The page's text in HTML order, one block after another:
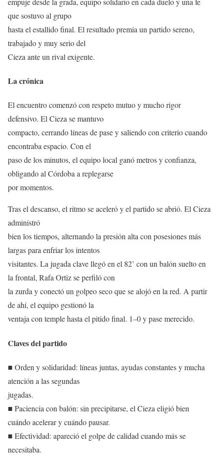
que sostuvo al grupo
hasta el estallido final. El resultado premia un partido sereno,
trabajado y muy serio del
Cieza ante un rival exigente.
La crónica
El encuentro comenzó con respeto mutuo y mucho rigor
defensivo. El Cieza se mantuvo
compacto, cerrando líneas de pase y saliendo con criterio cuando
encontraba espacio. Con el
paso de los minutos, el equipo local ganó metros y confianza,
obligando al Córdoba a replegarse
por momentos.
Tras el descanso, el ritmo se aceleró y el partido se abrió. El Cieza
administró
bien los tiempos, alternando la presión alta con posesiones más
largas para enfriar los intentos
visitantes. La jugada clave llegó en el 82’ con un balón suelto en
la frontal, Rafa Ortiz se perfiló con
la zurda y conectó un golpeo seco que se alojó en la red. A partir
de ahí, el equipo gestionó la
ventaja con temple hasta el pitido final. 1–0 y pase merecido.
Claves del partido
■ Orden y solidaridad: líneas juntas, ayudas constantes y mucha
atención a las segundas
jugadas.
■ Paciencia con balón: sin precipitarse, el Cieza eligió bien
cuándo acelerar y cuándo pausar.
■ Efectividad: apareció el golpe de calidad cuando más se
necesitaba.